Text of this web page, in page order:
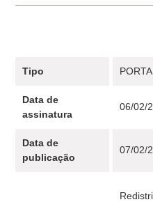
Tipo
Data de
assinatura
06/02/
Data de
publicação
07/02/